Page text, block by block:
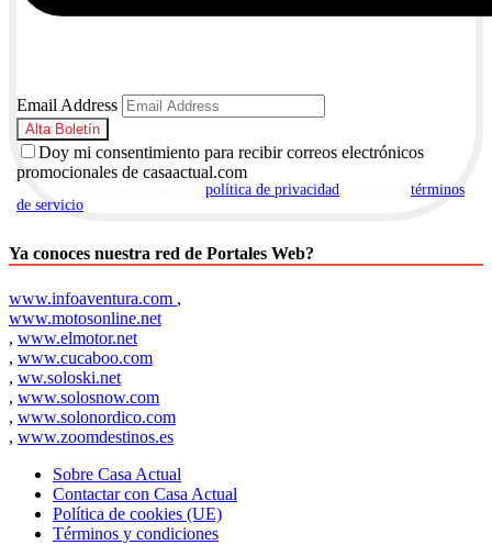
Email Address
Doy mi consentimiento para recibir correos electrónicos
promocionales de casaactual.com
política de privacidad
términos
de servicio
Ya conoces nuestra red de Portales Web?
www.infoaventura.com ,
www.motosonline.net
, www.elmotor.net
, www.cucaboo.com
, ww.soloski.net
, www.solosnow.com
, www.solonordico.com
, www.zoomdestinos.es
Sobre Casa Actual
Contactar con Casa Actual
Política de cookies (UE)
Términos y condiciones